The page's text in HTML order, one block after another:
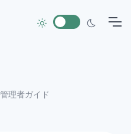
理者ガイド